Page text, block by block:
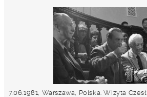
7.06.1981, Warszawa, Polska. Wizyta